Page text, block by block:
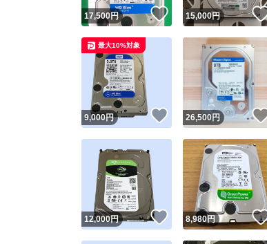
17,500円 いいね！
15,000円
9,000円 いいね！
最大10%対象
26,500円
12,000円 いいね！
8,980円